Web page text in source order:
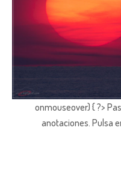
onmouseover) { ?>
anotaciones. Pulsa